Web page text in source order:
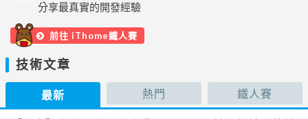
分享最真實的開發經驗
前往 iThome鐵人賽
技術文章
最新 熱門 鐵人賽